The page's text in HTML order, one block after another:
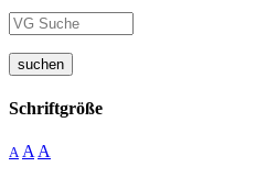
suchen
Schriftgröße
A A A